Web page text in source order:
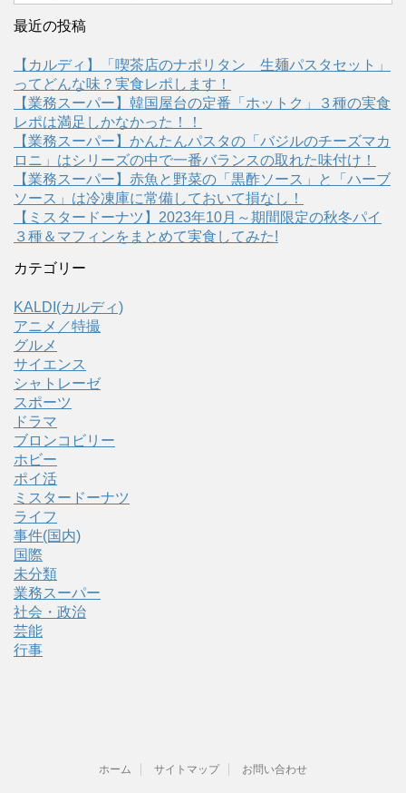
最近の投稿
【カルディ】「喫茶店のナポリタン 生麺パスタセット」
ってどんな味？実食レポします！
【業務スーパー】韓国屋台の定番「ホットク」３種の実食
レポは満足しかなかった！！
【業務スーパー】かんたんパスタの「バジルのチーズマカ
ロニ」はシリーズの中で一番バランスの取れた味付け！
【業務スーパー】赤魚と野菜の「黒酢ソース」と「ハーブ
ソース」は冷凍庫に常備しておいて損なし！
【ミスタードーナツ】2023年10月～期間限定の秋冬パイ
３種＆マフィンをまとめて実食してみた!
カテゴリー
KALDI(カルディ)
アニメ／特撮
グルメ
サイエンス
シャトレーゼ
スポーツ
ドラマ
ブロンコビリー
ホビー
ポイ活
ミスタードーナツ
ライフ
事件(国内)
国際
未分類
業務スーパー
社会・政治
芸能
行事
ホーム サイトマップ お問い合わせ